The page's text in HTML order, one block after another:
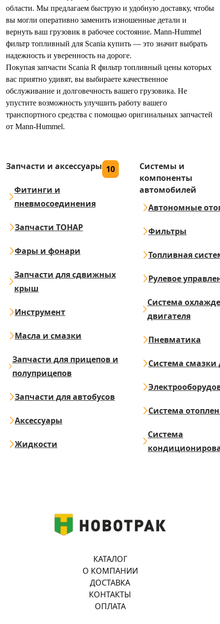
области. Мы предлагаем быструю и удобную доставку, чтобы
вы могли оперативно заменить изношенные детали и
вернуть ваш грузовик в рабочее состояние. Mann-Hummel
фильтр топливный для Scania купить — это значит выбрать
надежность и уверенность на дороге.
Покупая запчасти Scania R фильтр топливный цены которых
вас приятно удивят, вы выбираете качественное
обслуживание и долговечность вашего грузовика. Не
упустите возможность улучшить работу вашего
транспортного средства с помощью оригинальных запчастей
от Mann-Hummel.
Запчасти и аксессуары 10
Фитинги и
пневмосоединения
Запчасти ТОНАР
Фары и фонари
Запчасти для сдвижных
крыш
Инструмент
Масла и смазки
Запчасти для прицепов и
полуприцепов
Запчасти для автобусов
Аксессуары
Жидкости
Системы и
компоненты
автомобилей
Автономные
Фильтры
Топливная
Рулевое
Система
двигателя
Пневматика
Система смазки
Система
Система
КАТАЛОГ
О КОМПАНИИ
ДОСТАВКА
КОНТАКТЫ
ОПЛАТА